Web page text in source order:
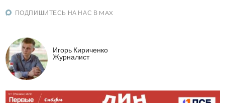
ПОДПИШИТЕСЬ НА НАС В MAX
Игорь Кириченко
Журналист